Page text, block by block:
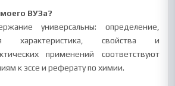
ВУЗа?
универсальны: определение,
характеристика, свойства и
применений соответствуют
к эссе и реферату по химии.